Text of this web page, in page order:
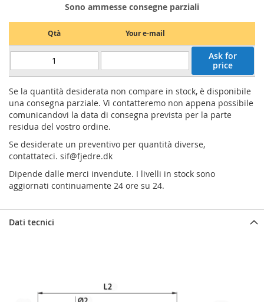
Sono ammesse consegne parziali
Qtà Your e-mail
Ask for
price
Se la quantità desiderata non compare in stock, è disponibile
una consegna parziale. Vi contatteremo non appena possibile
comunicandovi la data di consegna prevista per la parte
residua del vostro ordine.
Se desiderate un preventivo per quantità diverse,
contattateci. sif@fjedre.dk
Dipende dalle merci invendute. I livelli in stock sono
aggiornati continuamente 24 ore su 24.
Dati tecnici